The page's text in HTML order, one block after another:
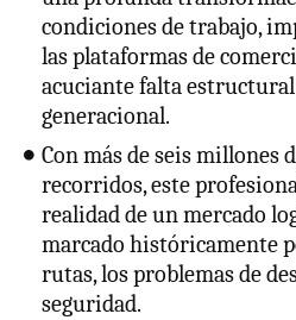
condiciones de trabajo,
las plataformas de
acuciante falta
generacional.
Con más de seis millones
recorridos, este
realidad de un mercado
marcado históricamente
rutas, los problemas de
seguridad.